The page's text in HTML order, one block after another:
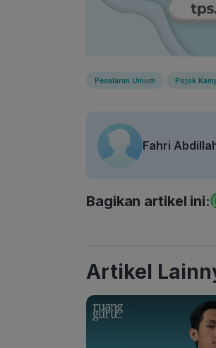
Penalaran Umum Pojok
Fahri
Bagikan artikel ini:
Artikel